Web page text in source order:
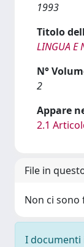
1993
Titolo
LINGUA E
N°
2
Appare
2.1
File in
Non ci
I documenti